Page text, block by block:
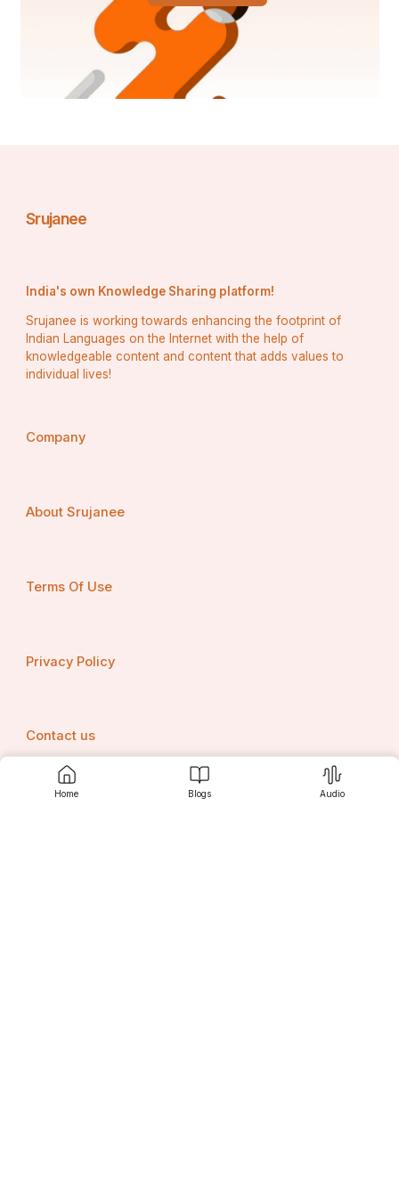
Home Blogs Audio
1998 में, माउंट एवरेस्ट पर एक अभियान का नेतृत्व ऋषिकेश यादव ने
भारतीय स्वतंत्रता स्वर्ण जयंती समारोह के हिस्से के रूप में किया था। इस
अभियान के दौरान कुल 8 व्यक्ति शिखर पर पहुंचे जिनमें से 2 भारतीय और
6 शेरपा थे। यह किसी भी 8000 मीटर की चोटी पर पहला सफल
भारतीय नागरिक अभियान था।
Srujanee
India's own Knowledge Sharing platform!
Srujanee is working towards enhancing the footprint of
Indian Languages on the Internet with the help of
knowledgeable content and content that adds values to
individual lives!
Company
About Srujanee
Terms Of Use
Privacy Policy
Contact us